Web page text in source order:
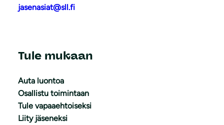
jasenasiat@sll.fi
Tule mukaan
Auta luontoa
Osallistu toimintaan
Tule vapaaehtoiseksi
Liity jäseneksi